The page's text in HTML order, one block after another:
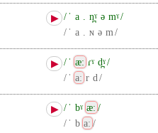
▶ / ˈ a n̪ˠ ə mˠ/
/ ˈ a ɴ ə m/
▶ / ˈ æː ɾˠ d̪ˠ/
/ ˈ aː r d /
▶ / ˈ bˠ æː /
/ ˈ b aː /